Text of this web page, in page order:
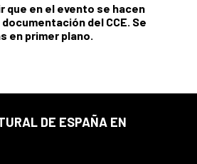
que en el evento se hacen
del CCE. Se
en primer plano.
DE ESPAÑA EN